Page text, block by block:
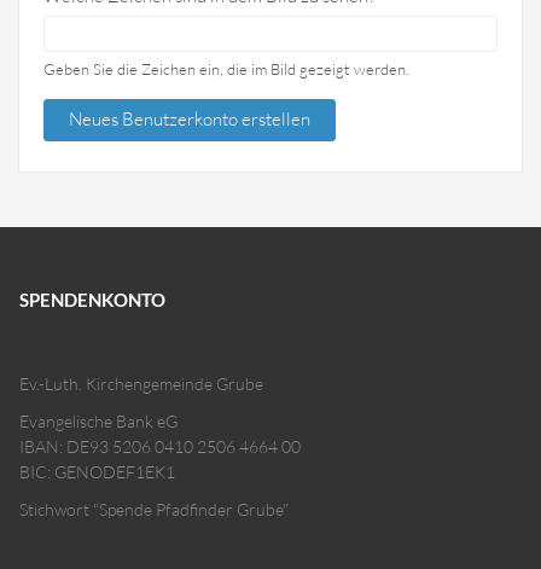
Geben Sie die Zeichen ein, die im Bild gezeigt werden.
SPENDENKONTO
Ev.-Luth. Kirchengemeinde Grube
Evangelische Bank eG
IBAN: DE93 5206 0410 2506 4664 00
BIC: GENODEF1EK1
Stichwort "Spende Pfadfinder Grube"